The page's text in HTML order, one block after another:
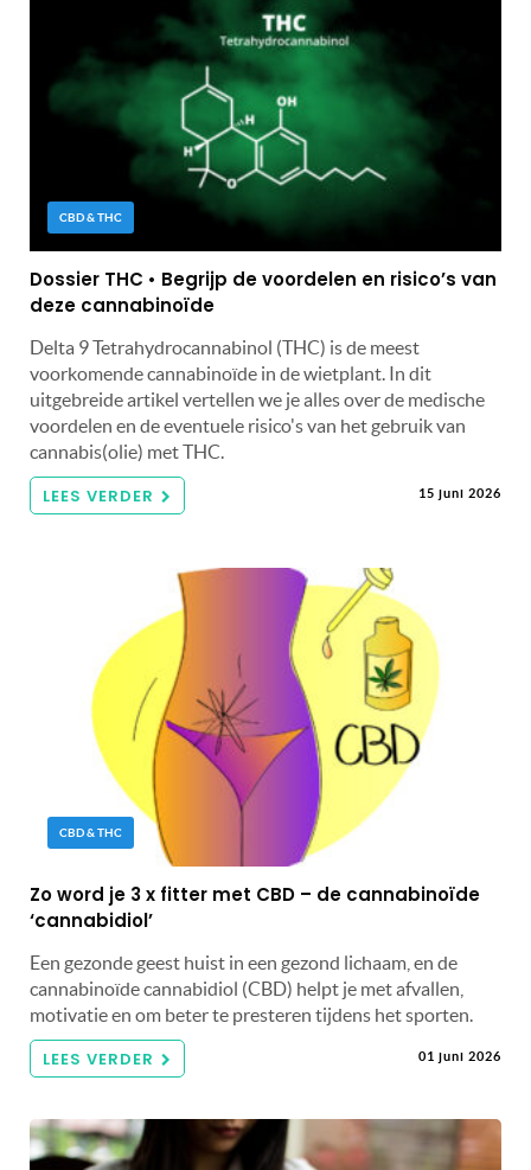
CBD & THC
Dossier THC • Begrijp de voordelen en risico’s van
deze cannabinoïde
Delta 9 Tetrahydrocannabinol (THC) is de meest
voorkomende cannabinoïde in de wietplant. In dit
uitgebreide artikel vertellen we je alles over de medische
voordelen en de eventuele risico's van het gebruik van
cannabis(olie) met THC.
LEES VERDER 15 juni 2026
CBD & THC
Zo word je 3 x fitter met CBD – de cannabinoïde
‘cannabidiol’
Een gezonde geest huist in een gezond lichaam, en de
cannabinoïde cannabidiol (CBD) helpt je met afvallen,
motivatie en om beter te presteren tijdens het sporten.
LEES VERDER 01 juni 2026